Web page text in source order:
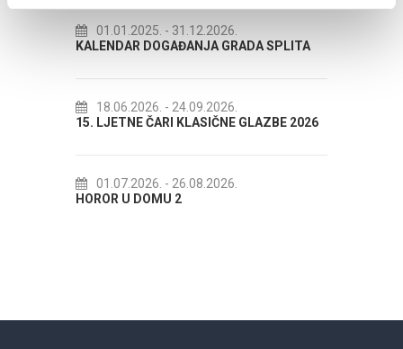
GRADA SPLITA
KLASIČNE GLAZBE 2026
14.07.2026.
72. SPLITSKO LJETO
18.07.2026.
Lito po domaću! - promotivna